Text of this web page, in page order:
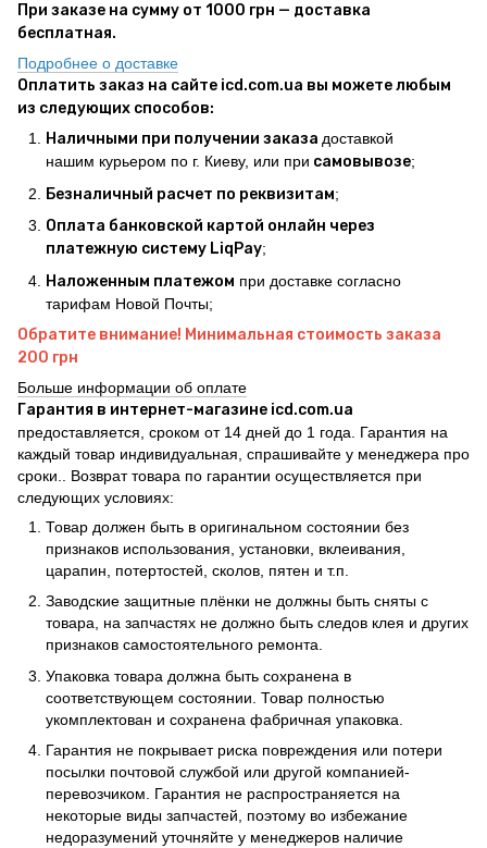
При заказе на сумму от 1000 грн — доставка
бесплатная.
Подробнее о доставке
Оплатить заказ на сайте icd.com.ua вы можете любым
из следующих способов:
Наличными при получении заказа доставкой
нашим курьером по г. Киеву, или при самовывозе;
Безналичный расчет по реквизитам;
Оплата банковской картой онлайн через
платежную систему LiqPay;
Наложенным платежом при доставке согласно
тарифам Новой Почты;
Обратите внимание! Минимальная стоимость заказа
200 грн
Больше информации об оплате
Гарантия в интернет-магазине icd.com.ua
предоставляется, сроком от 14 дней до 1 года. Гарантия на
каждый товар индивидуальная, спрашивайте у менеджера про
сроки.. Возврат товара по гарантии осуществляется при
следующих условиях:
Товар должен быть в оригинальном состоянии без
признаков использования, установки, вклеивания,
царапин, потертостей, сколов, пятен и т.п.
Заводские защитные плёнки не должны быть сняты с
товара, на запчастях не должно быть следов клея и других
признаков самостоятельного ремонта.
Упаковка товара должна быть сохранена в
соответствующем состоянии. Товар полностью
укомплектован и сохранена фабричная упаковка.
Гарантия не покрывает риска повреждения или потери
посылки почтовой службой или другой компанией-
перевозчиком. Гарантия не распространяется на
некоторые виды запчастей, поэтому во избежание
недоразумений уточняйте у менеджеров наличие